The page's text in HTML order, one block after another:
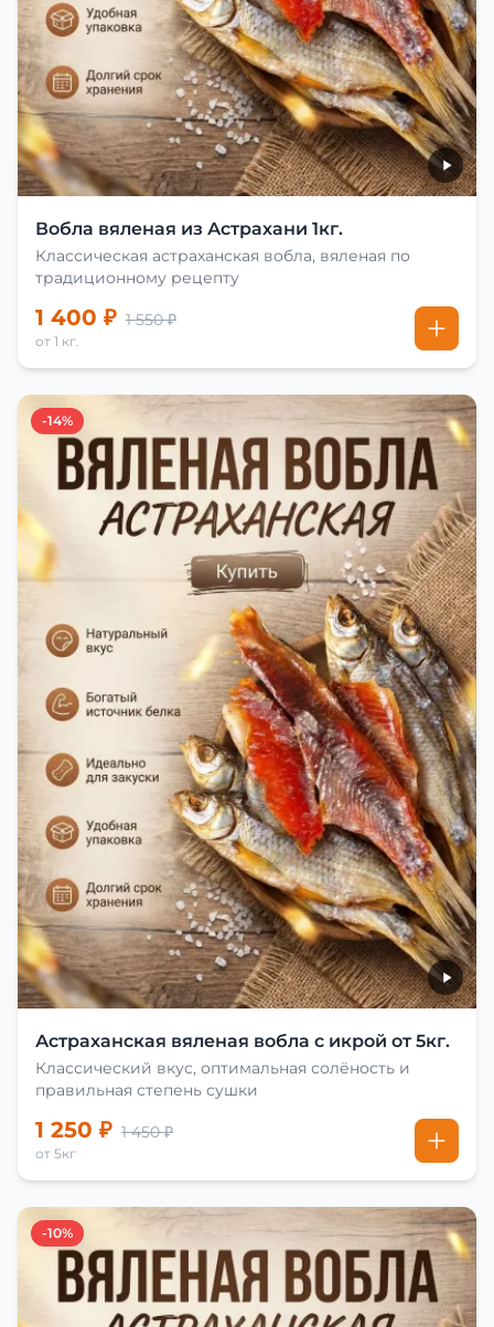
Вобла вяленая из Астрахани 1кг.
Классическая астраханская вобла, вяленая по
традиционному рецепту
1 400 ₽ 1 550 ₽
от 1 кг.
-14%
Астраханская вяленая вобла с икрой от 5кг.
Классический вкус, оптимальная солёность и
правильная степень сушки
1 250 ₽ 1 450 ₽
от 5кг
-10%